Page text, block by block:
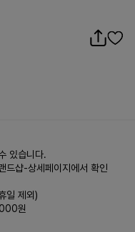
있습니다.
드샵-상세페이지에서 확인
일 제외)
원